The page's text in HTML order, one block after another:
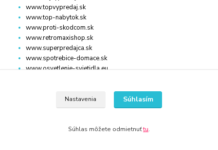
www.topvypredaj.sk
www.top-nabytok.sk
www.proti-skodcom.sk
www.retromaxishop.sk
www.superpredajca.sk
www.spotrebice-domace.sk
www.osvetlenie-svietidla.eu
Nastavenia Súhlasím
Súhlas môžete odmietnuťtu.